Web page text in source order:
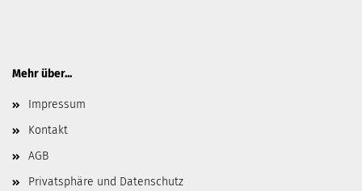
Mehr über...
Impressum
Kontakt
AGB
Privatsphäre und Datenschutz